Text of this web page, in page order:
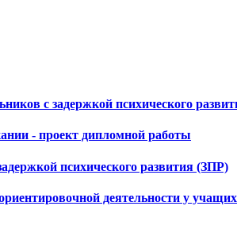
с задержкой психического
- проект дипломной работы
психического развития (ЗПР)
деятельности у